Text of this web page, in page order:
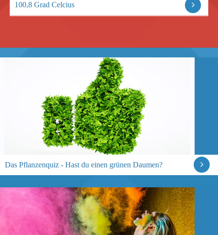
100,8 Grad Celcius
Das Pflanzenquiz - Hast du einen grünen Daumen?